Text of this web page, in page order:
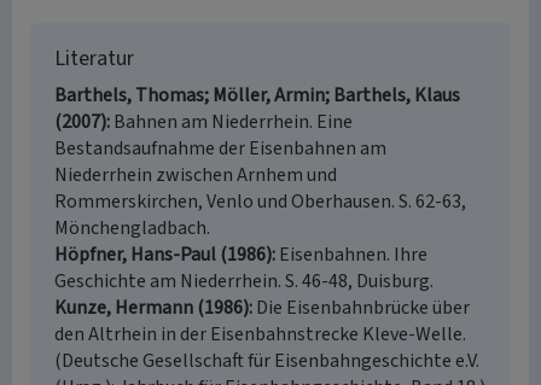
Literatur
Barthels, Thomas; Möller, Armin; Barthels, Klaus
(2007) Bahnen am Niederrhein. Eine
Bestandsaufnahme der Eisenbahnen am
Niederrhein zwischen Arnhem und
Rommerskirchen, Venlo und Oberhausen. S. 62-63,
Mönchengladbach.
Höpfner, Hans-Paul (1986) Eisenbahnen. Ihre
Geschichte am Niederrhein. S. 46-48, Duisburg.
Kunze, Hermann (1986) Die Eisenbahnbrücke über
den Altrhein in der Eisenbahnstrecke Kleve-Welle.
(Deutsche Gesellschaft für Eisenbahngeschichte e.V.